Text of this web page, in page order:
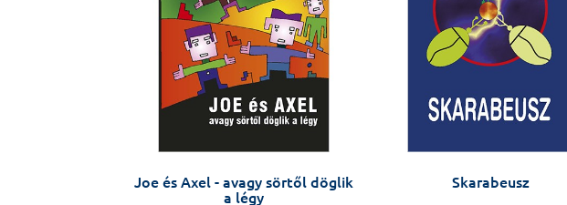
Joe és Axel - avagy sörtől döglik
a légy
Skarabeusz